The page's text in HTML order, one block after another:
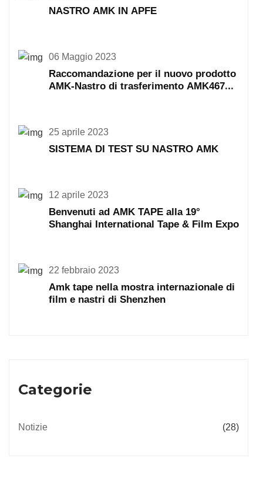
NASTRO AMK IN APFE
06 Maggio 2023
Raccomandazione per il nuovo prodotto
AMK-Nastro di trasferimento AMK467
25 aprile 2023
SISTEMA DI TEST SU NASTRO AMK
12 aprile 2023
Benvenuti ad AMK TAPE alla 19°
Shanghai International Tape & Film Expo
22 febbraio 2023
Amk tape nella mostra internazionale di
film e nastri di Shenzhen
Categorie
Notizie (28)